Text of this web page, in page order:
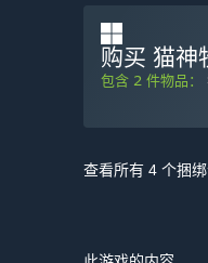
购买 猫神
包含 2 件物品：
查看所有 4 个捆